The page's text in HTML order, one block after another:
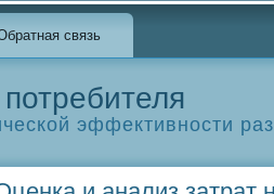
связь
эффективности